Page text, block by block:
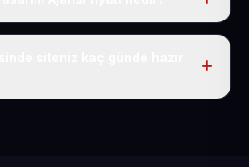
50 USD + KDV. Bu bedele alan